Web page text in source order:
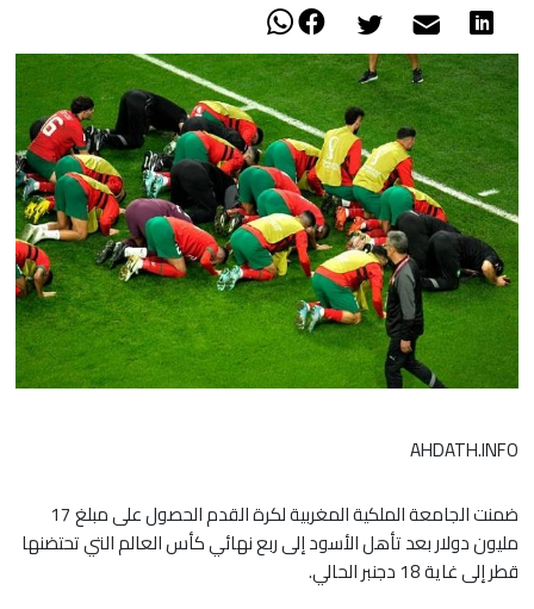
AHDATH.INFO
ضمنت الجامعة الملكية المغربية لكرة القدم الحصول على مبلغ 17
مليون دولار بعد تأهل الأسود إلى ربع نهائي كأس العالم التي تحتضنها
قطر إلى غاية 18 دجنبر الحالي.